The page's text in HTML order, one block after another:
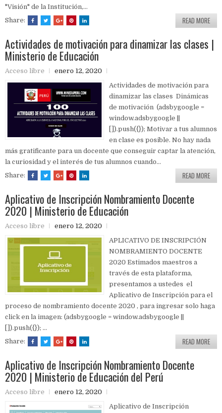
"Visión" de la Institución,...
Share:
READ MORE
Actividades de motivación para dinamizar las clases |
Ministerio de Educación
Acceso libre
enero 12, 2020
Actividades de motivación para
dinamizar las clases Dinámicas
de motivación (adsbygoogle =
window.adsbygoogle ||
[]).push({}); Motivar a tus alumnos
en clase es posible. No hay nada
más gratificante para un docente que conseguir captar la atención,
la curiosidad y el interés de tus alumnos cuando...
Share:
READ MORE
Aplicativo de Inscripción Nombramiento Docente
2020 | Ministerio de Educación
Acceso libre
enero 12, 2020
APLICATIVO DE INSCRIPCIÓN
NOMBRAMIENTO DOCENTE
2020 Estimados maestros a
través de esta plataforma,
presentamos a ustedes el
Aplicativo de Inscripción para el
proceso de nombramiento docente 2020 , para ingresar solo haga
click en la imagen: (adsbygoogle = window.adsbygoogle ||
[]).push({}); ...
Share:
READ MORE
Aplicativo de Inscripción Nombramiento Docente
2020 | Ministerio de Educación del Perú
Acceso libre
enero 12, 2020
Aplicativo de Inscripción